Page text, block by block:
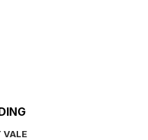
VALE